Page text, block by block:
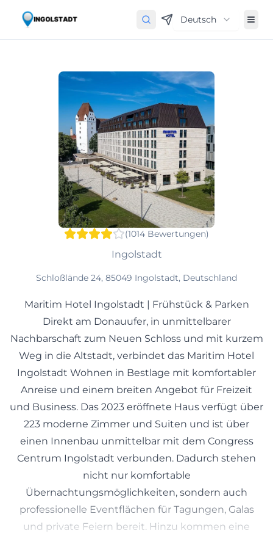
Deutsch
(1014 Bewertungen)
Ingolstadt
Schloßlände 24, 85049 Ingolstadt, Deutschland
Maritim Hotel Ingolstadt | Frühstück & Parken
Direkt am Donauufer, in unmittelbarer
Nachbarschaft zum Neuen Schloss und mit kurzem
Weg in die Altstadt, verbindet das Maritim Hotel
Ingolstadt Wohnen in Bestlage mit komfortabler
Anreise und einem breiten Angebot für Freizeit
und Business. Das 2023 eröffnete Haus verfügt über
223 moderne Zimmer und Suiten und ist über
einen Innenbau unmittelbar mit dem Congress
Centrum Ingolstadt verbunden. Dadurch stehen
nicht nur komfortable
Übernachtungsmöglichkeiten, sondern auch
professionelle Eventflächen für Tagungen, Galas
und private Feiern bereit. Hinzu kommen eine